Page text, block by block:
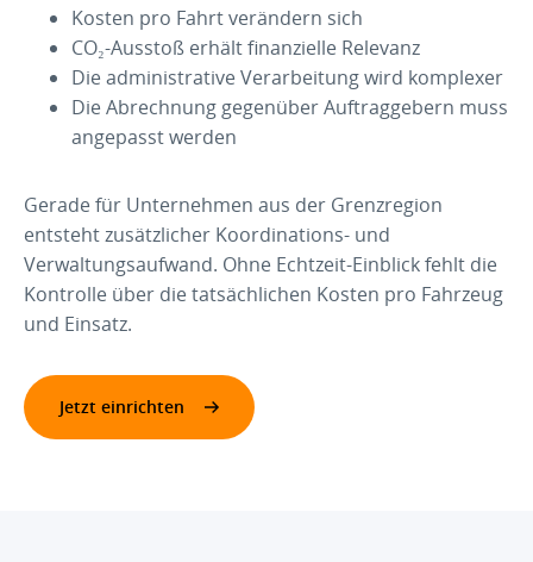
Kosten pro Fahrt verändern sich
CO₂-Ausstoß erhält finanzielle Relevanz
Die administrative Verarbeitung wird komplexer
Die Abrechnung gegenüber Auftraggebern muss
angepasst werden
Gerade für Unternehmen aus der Grenzregion
entsteht zusätzlicher Koordinations- und
Verwaltungsaufwand. Ohne Echtzeit-Einblick fehlt die
Kontrolle über die tatsächlichen Kosten pro Fahrzeug
und Einsatz.
Jetzt einrichten